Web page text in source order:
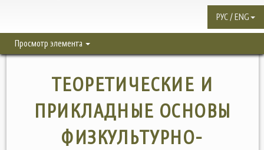
РУС / ENG
Просмотр элемента
ТЕОРЕТИЧЕСКИЕ И
ПРИКЛАДНЫЕ ОСНОВЫ
ФИЗКУЛЬТУРНО-